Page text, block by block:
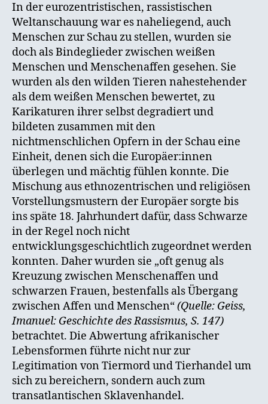
In der eurozentristischen, rassistischen
Weltanschauung war es naheliegend, auch
Menschen zur Schau zu stellen, wurden sie
doch als Bindeglieder zwischen weißen
Menschen und Menschenaffen gesehen. Sie
wurden als den wilden Tieren nahestehender
als dem weißen Menschen bewertet, zu
Karikaturen ihrer selbst degradiert und
bildeten zusammen mit den
nichtmenschlichen Opfern in der Schau eine
Einheit, denen sich die Europäer:innen
überlegen und mächtig fühlen konnte. Die
Mischung aus ethnozentrischen und religiösen
Vorstellungsmustern der Europäer sorgte bis
ins späte 18. Jahrhundert dafür, dass Schwarze
in der Regel noch nicht
entwicklungsgeschichtlich zugeordnet werden
konnten. Daher wurden sie „oft genug als
Kreuzung zwischen Menschenaffen und
schwarzen Frauen, bestenfalls als Übergang
zwischen Affen und Menschen“(Quelle: Geiss,
Imanuel: Geschichte des Rassismus, S. 147)
betrachtet. Die Abwertung afrikanischer
Lebensformen führte nicht nur zur
Legitimation von Tiermord und Tierhandel um
sich zu bereichern, sondern auch zum
transatlantischen Sklavenhandel.